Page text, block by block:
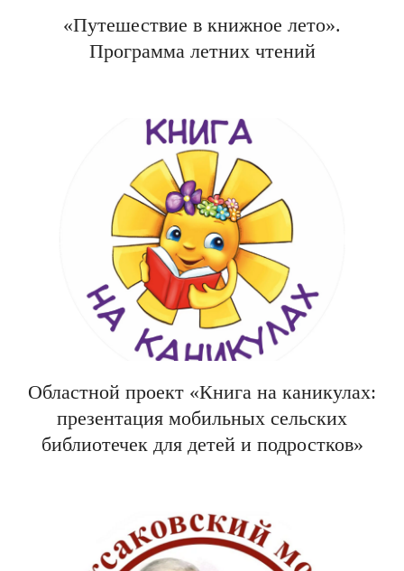
«Путешествие в книжное лето».
Программа летних чтений
Областной проект «Книга на каникулах:
презентация мобильных сельских
библиотечек для детей и подростков»